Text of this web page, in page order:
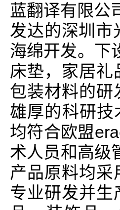
蓝翻译有限公
发达的深圳市
海绵开发。下
床垫，家居
包装材料的研
雄厚的科研
均符合欧盟
术人员和高级
产品原料均
专业研发并生